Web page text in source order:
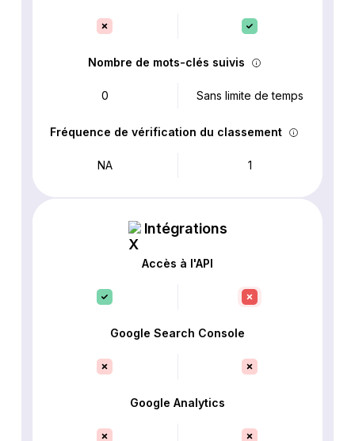
Nombre de mots-clés suivis
0 Sans limite de temps
Fréquence de vérification du classement
NA 1
Intégrations
Accès à l'API
Google Search Console
Google Analytics